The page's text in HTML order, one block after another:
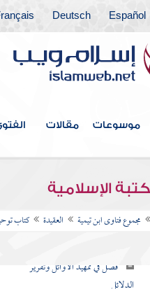
Español
Deutsch
موسوعات مقالات
الإسلامية
مجموع فتاوى ابن تيمية العقيدة كتاب
كتاب توحيد الألوهية
كتاب توحيد الربوبية
ومبدؤه ودليله الأول
الدلائل